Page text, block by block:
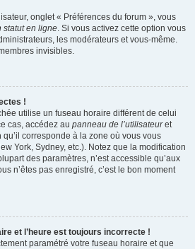
onglet « Préférences du forum », vous
statut en ligne. Si vous activez cette option vous
les modérateurs et vous-même.
invisibles.
!
utilise un fuseau horaire différent de celui
cas, accédez au panneau de l’utilisateuret
corresponde à la zone où vous vous
York, Sydney, etc.). Notez que la modification
des paramètres, n’est accessible qu’aux
n’êtes pas enregistré, c’est le bon moment
et l’heure est toujours incorrecte !
paramétré votre fuseau horaire et que